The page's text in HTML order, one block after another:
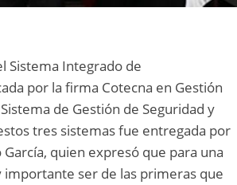
Sistema Integrado de
por la firma Cotecna en Gestión
de Gestión de Seguridad y
tres sistemas fue entregada por
quien expresó que para una
ser de las primeras que